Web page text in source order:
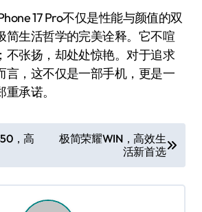
17 Pro不仅是性能与颜值的双
简生活哲学的完美诠释。它不喧
不张扬，却处处惊艳。对于追求
言，这不仅是一部手机，更是一
承诺。
，高
极简荣耀WIN，高效生
活新首选